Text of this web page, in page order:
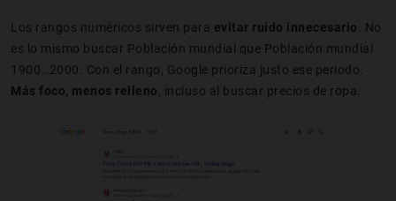
Los rangos numéricos sirven para evitar ruido innecesario. No
es lo mismo buscar Población mundial que Población mundial
1900…2000. Con el rango, Google prioriza justo ese periodo.
Más foco, menos relleno, incluso al buscar precios de ropa.